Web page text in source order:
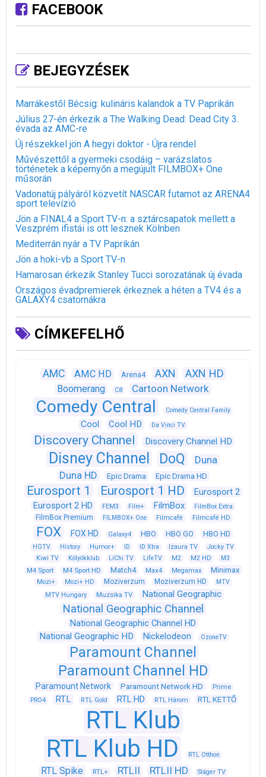
FACEBOOK
BEJEGYZÉSEK
Marrákestől Bécsig: kulináris kalandok a TV Paprikán
Július 27-én érkezik a The Walking Dead: Dead City 3.
évada az AMC-re
Új részekkel jön A hegyi doktor - Újra rendel
Művészettől a gyermeki csodáig – varázslatos
történetek a képernyőn a megújult FILMBOX+ One
műsorán
Vadonatúj pályáról közvetít NASCAR futamot az ARENA4
sport televízió
Jön a FINAL4 a Sport TV-n: a sztárcsapatok mellett a
Veszprém ifistái is ott lesznek Kölnben
Mediterrán nyár a TV Paprikán
Jön a hoki-vb a Sport TV-n
Hamarosan érkezik Stanley Tucci sorozatának új évada
Országos évadpremierek érkeznek a héten a TV4 és a
GALAXY4 csatornákra
CÍMKEFELHŐ
AMC AMC HD Arena4 AXN AXN HD
Boomerang C8 Cartoon Network
Comedy Central Comedy Central Family
Cool Cool HD Da Vinci TV
Discovery Channel Discovery Channel HD
Disney Channel DoQ
Duna
Duna HD
Epic Drama Epic Drama HD
Eurosport 1 Eurosport 1 HD
Eurosport 2
Eurosport 2 HD
FEM3 Film+ FilmBox FilmBox Extra
FilmBox Premium FILMBOX+ One Filmcafé Filmcafé HD
FOX FOX HD Galaxy4 HBO HBO GO HBO HD
HGTV History Humor+ ID ID Xtra Izaura TV
Jocky TV
Kiwi TV
Kölyökklub LiChi TV LifeTV M2 M2 HD M3
M4 Sport M4 Sport HD Match4 Max4 Megamax Minimax
Mozi+ Mozi+ HD Moziverzum Moziverzum HD
MTV
MTV Hungary
Muzsika TV National Geographic
National Geographic Channel
National Geographic Channel HD
National Geographic HD
Nickelodeon OzoneTV
Paramount Channel
Paramount Channel HD
Paramount Network Paramount Network HD Prime
PRO4 RTL RTL Gold RTL HD RTL Három RTL KETTŐ
RTL Klub
RTL Klub HD
RTL Otthon
RTL Spike RTL+ RTLII RTLII HD Sláger TV